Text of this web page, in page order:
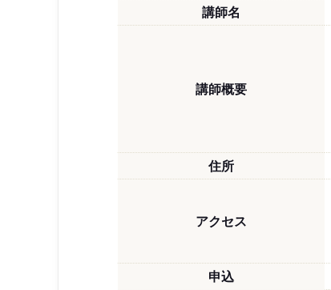
講師名
講師概要
住所
アクセス
申込